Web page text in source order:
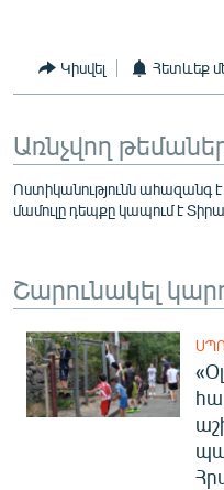
Կիսվել Հետևեք
Առնչվող
Ոստիկանությունն ահազանգ է
մամուլը դեպքը կապում է
Շարունակել